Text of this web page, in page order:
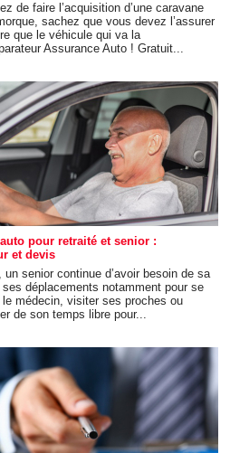
de faire l’acquisition d’une caravane
sachez que vous devez l’assurer
que le véhicule qui va la
Assurance Auto ! Gratuit...
pour retraité et senior :
et devis
un senior continue d’avoir besoin de sa
déplacements notamment pour se
le médecin, visiter ses proches ou
de son temps libre pour...